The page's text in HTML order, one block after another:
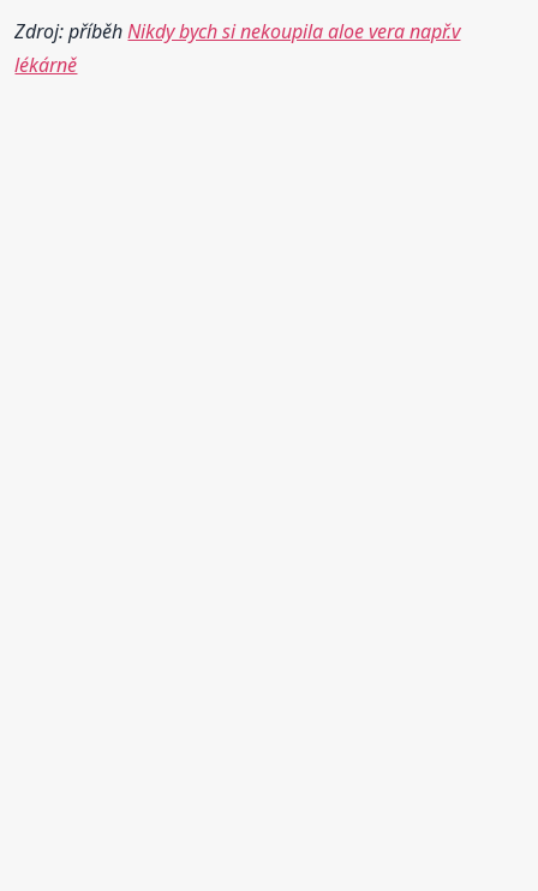
Zdroj: příběhNikdy bych si nekoupila aloe vera např.v
lékárně